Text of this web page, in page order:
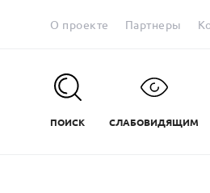
О проекте Партнеры
ПОИСК СЛАБОВИДЯЩИМ